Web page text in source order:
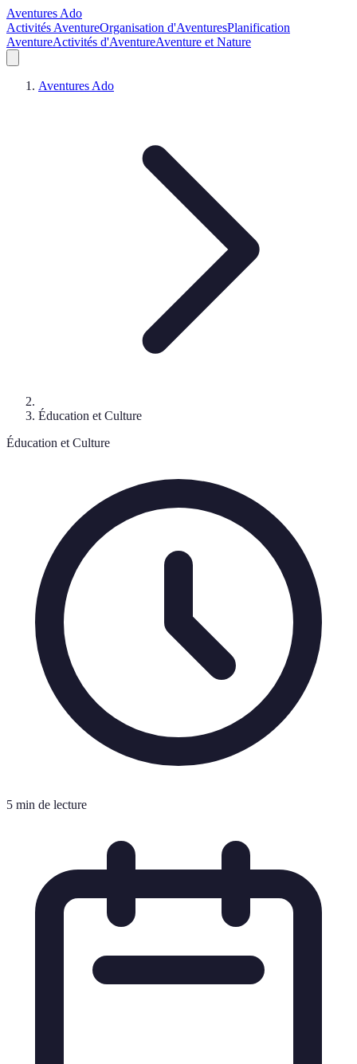
Aventures Ado
Activités AventureOrganisation d'AventuresPlanification
AventureActivités d'AventureAventure et Nature
Aventures Ado
Éducation et Culture
Éducation et Culture
5 min de lecture